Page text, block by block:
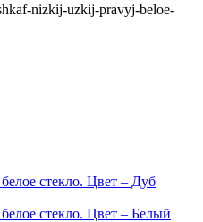
nizkij-uzkij-pravyj-beloe-